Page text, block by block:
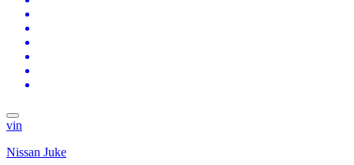
vin
Nissan Juke